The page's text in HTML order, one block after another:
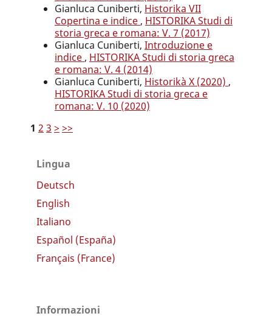
Gianluca Cuniberti, Historika VII
Copertina e indice , HISTORIKA Studi di
storia greca e romana: V. 7 (2017)
Gianluca Cuniberti, Introduzione e
indice , HISTORIKA Studi di storia greca
e romana: V. 4 (2014)
Gianluca Cuniberti, Historikà X (2020) ,
HISTORIKA Studi di storia greca e
romana: V. 10 (2020)
1 2 3 > >>
Lingua
Deutsch
English
Italiano
Español (España)
Français (France)
Informazioni